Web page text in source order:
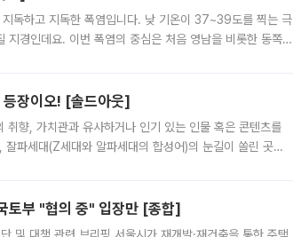
지독하고 지독한 폭염입니다. 낮 기온이 37~39도를 찍는 극
경인데요. 이번 폭염의 중심은 처음 영남을 비롯한 동쪽
장이오! [솔드아웃]
취향, 가치관과 유사하거나 인기 있는 인물 혹은 콘텐츠를
파세대(Z세대와 알파세대의 합성어)의 눈길이 쏠린 곳은
토부 "협의 중" 입장만 [종합]